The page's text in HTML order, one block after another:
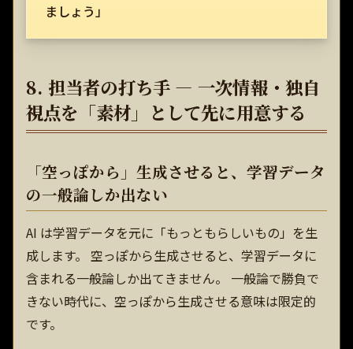
ましょう」
8. 担当者の打ち手 — 一次情報・独自
視点を「素材」として先に用意する
「空っぽから」生成させると、学習データ
の一般論しか出ない
AI は学習データを元に「もっともらしいもの」を生
成します。 空っぽから生成させると、学習データに
含まれる一般論しか出てきません。 一般論で勝負で
きない時代に、空っぽから生成させる意味は限定的
です。